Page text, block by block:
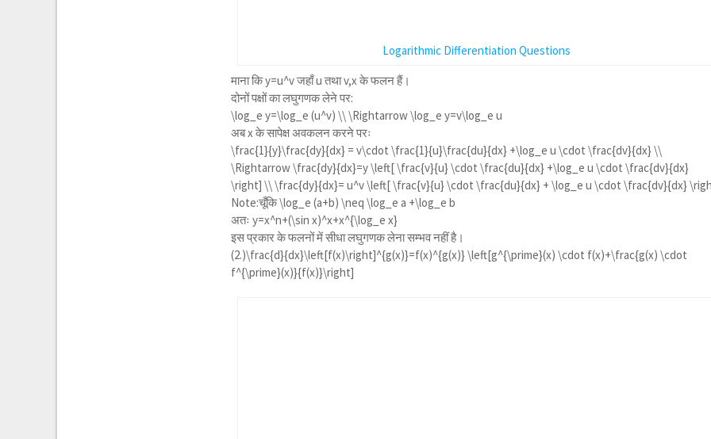
Logarithmic Differentiation Questions
माना किy=u^vजहाँ u तथा v,x के फलन हैं।
दोनों पक्षों का लघुगणक लेने पर:
\log_e y=\log_e (u^v) \\ \Rightarrow \log_e y=v\log_e u
अब x के सापेक्ष अवकलन करने परः
\frac{1}{y}\frac{dy}{dx} = v\cdot \frac{1}{u}\frac{du}{dx} +\log_e u \cdot \frac{dv}{dx} \\
\Rightarrow \frac{dy}{dx}=y \left[ \frac{v}{u} \cdot \frac{du}{dx} +\log_e u \cdot \frac{dv}{dx}
\right] \\ \frac{dy}{dx}= u^v \left[ \frac{v}{u} \cdot \frac{du}{dx} + \log_e u \cdot \frac{dv}{dx}
Note:चूँकि\log_e (a+b) \neq \log_e a +\log_e b
अतःy=x^n+(\sin x)^x+x^{\log_e x}
इस प्रकार के फलनों में सीधा लघुगणक लेना सम्भव नहीं है।
(2.)\frac{d}{dx}\left[f(x)\right]^{g(x)}=f(x)^{g(x)} \left[g^{\prime}(x) \cdot f(x)+\frac{g(x) \cdot
f^{\prime}(x)}{f(x)}\right]